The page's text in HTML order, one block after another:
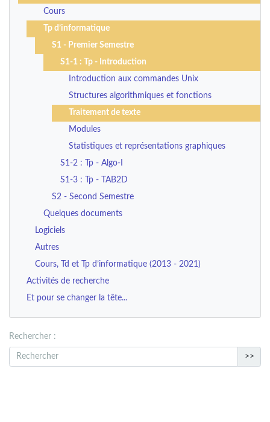
Cours
Tp d’informatique
S1 - Premier Semestre
S1-1 : Tp - Introduction
Introduction aux commandes Unix
Structures algorithmiques et fonctions
Traitement de texte
Modules
Statistiques et représentations graphiques
S1-2 : Tp - Algo-I
S1-3 : Tp - TAB2D
S2 - Second Semestre
Quelques documents
Logiciels
Autres
Cours, Td et Tp d’informatique (2013 - 2021)
Activités de recherche
Et pour se changer la tête...
Rechercher :
>>